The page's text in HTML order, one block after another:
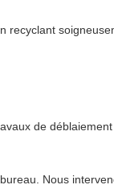
de
Nous